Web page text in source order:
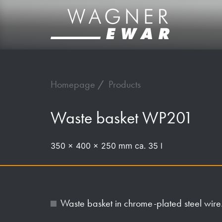
Homepage Products
Waste basket WP201
350 x 400 x 250 mm ca. 35 l
Waste basket in chrome-plated steel